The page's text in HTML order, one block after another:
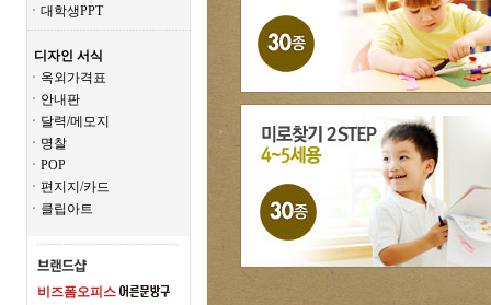
ㆍ대학생PPT
디자인 서식
ㆍ옥외가격표
ㆍ안내판
ㆍ달력/메모지
ㆍ명찰
ㆍPOP
ㆍ편지지/카드
ㆍ클립아트
비즈폼오피스